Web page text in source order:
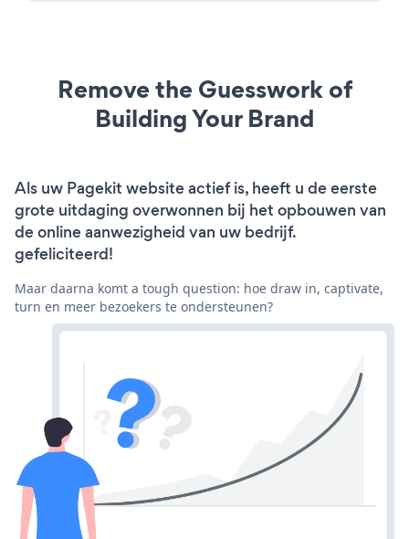
Remove the Guesswork of
Building Your Brand
Als uw Pagekit website actief is, heeft u de eerste
grote uitdaging overwonnen bij het opbouwen van
de online aanwezigheid van uw bedrijf.
gefeliciteerd!
Maar daarna komt a tough question: hoe draw in, captivate,
turn en meer bezoekers te ondersteunen?